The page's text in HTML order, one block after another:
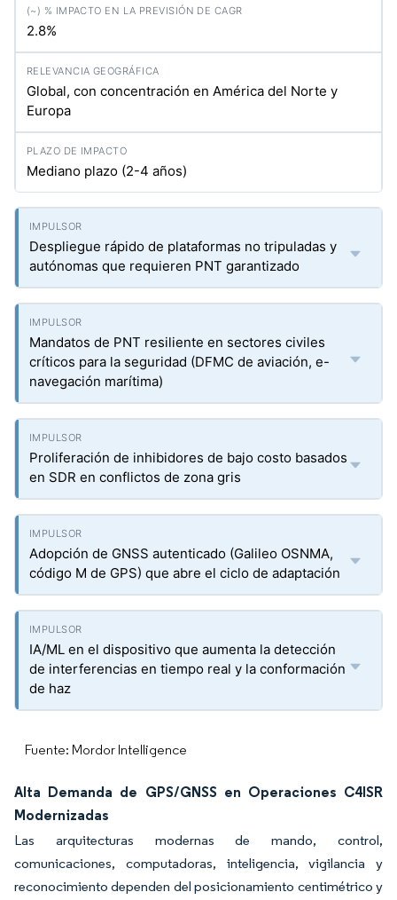
2.8%
Global, con concentración en América del Norte y
Europa
Mediano plazo (2-4 años)
Despliegue rápido de plataformas no tripuladas y
autónomas que requieren PNT garantizado
Mandatos de PNT resiliente en sectores civiles
críticos para la seguridad (DFMC de aviación, e-
navegación marítima)
Proliferación de inhibidores de bajo costo basados
en SDR en conflictos de zona gris
Adopción de GNSS autenticado (Galileo OSNMA,
código M de GPS) que abre el ciclo de adaptación
IA/ML en el dispositivo que aumenta la detección
de interferencias en tiempo real y la conformación
de haz
Fuente: Mordor Intelligence
Alta Demanda de GPS/GNSS en Operaciones C4ISR
Modernizadas
Las arquitecturas modernas de mando, control,
comunicaciones, computadoras, inteligencia, vigilancia y
reconocimiento dependen del posicionamiento centimétrico y